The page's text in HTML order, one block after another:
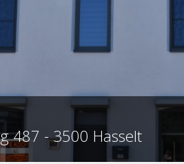
487 - 3500 Hasselt